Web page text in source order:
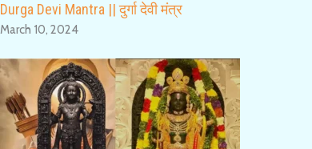
Durga Devi Mantra || दुर्गा देवी मंत्र
March 10, 2024